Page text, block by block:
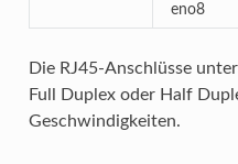
eno8
Die RJ45-Anschlüsse
Full Duplex oder Half
Geschwindigkeiten.